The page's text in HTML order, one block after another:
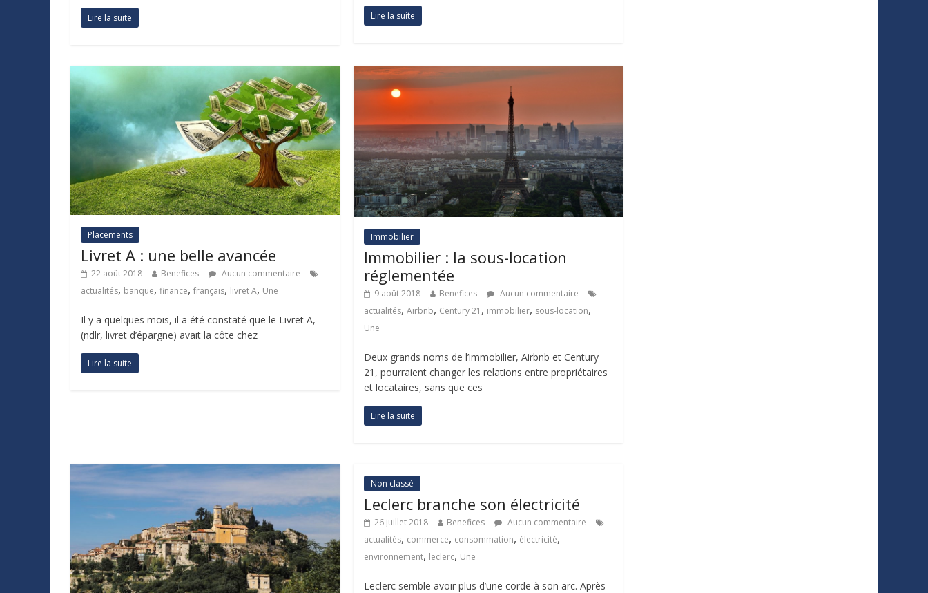
Lire la suite Lire la suite
Placements
Livret A : une belle avancée
22 août 2018 Benefices
Aucun commentaire
actualités, banque, finance, français, livret A, Une
Il y a quelques mois, il a été constaté que le Livret A,
(ndlr, livret d’épargne) avait la côte chez
Lire la suite
Immobilier
Immobilier : la sous-location
réglementée
9 août 2018 Benefices
Aucun commentaire
actualités,Airbnb, Century 21 , immobilier, sous-location,
Une
Deux grands noms de l’immobilier, Airbnb et Century
21, pourraient changer les relations entre propriétaires
et locataires, sans que ces
Lire la suite
Non classé
Leclerc branche son électricité
26 juillet 2018 Benefices
Aucun commentaire
actualités, commerce, consommation, électricité,
environnement, leclerc, Une
Leclerc semble avoir plus d’une corde à son arc. Après